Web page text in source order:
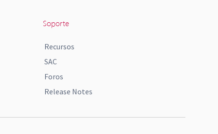
Soporte
Recursos
SAC
Foros
Release Notes